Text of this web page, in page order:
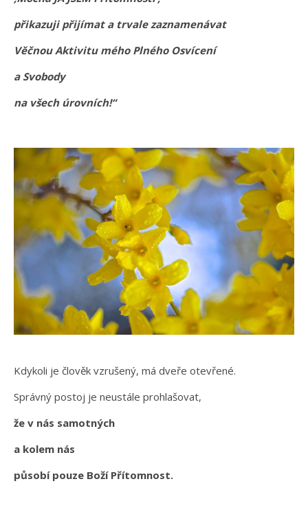
přikazuji přijímat a trvale zaznamenávat
Věčnou Aktivitu mého Plného Osvícení
a Svobody
na všech úrovních!“
Kdykoli je člověk vzrušený, má dveře otevřené.
Správný postoj je neustále prohlašovat,
že v nás samotných
a kolem nás
působí pouze Boží Přítomnost.